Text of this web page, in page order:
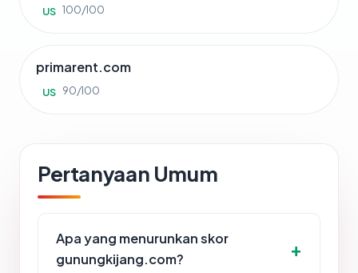
US 100/100
primarent.com
US 90/100
Pertanyaan Umum
Apa yang menurunkan skor
gunungkijang.com?